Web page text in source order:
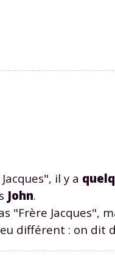
il y a
John.
"Frère Jacques",
différent : on dit